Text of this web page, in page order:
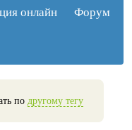
онлайн Форум
по другому тегу